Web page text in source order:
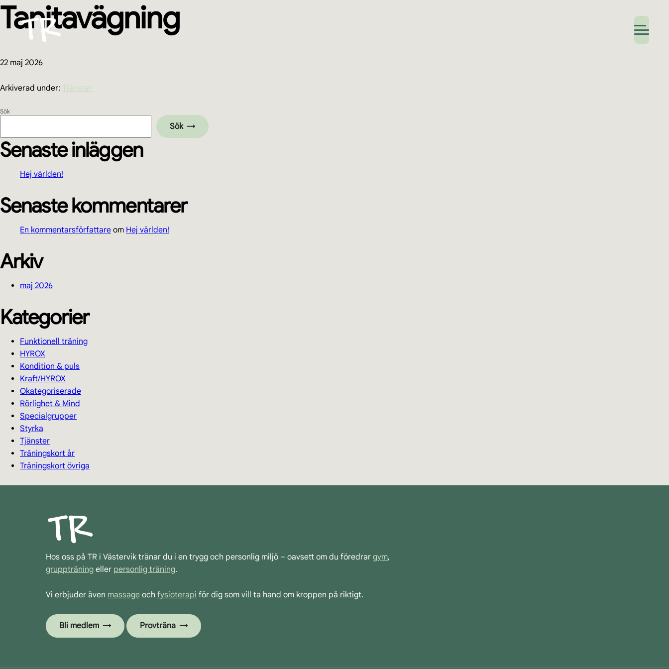
till
huvudnavigering
till
huvudinnehåll
till
det
primära
sidofältet
till
sidfot
Tanitavägning
22 maj 2026
Arkiverad under: Tjänster
Primärt
sidofält
Sök
Sök
Senaste inläggen
Hej världen!
Senaste kommentarer
En kommentarsförfattare om Hej världen!
Arkiv
maj 2026
Kategorier
Funktionell träning
HYROX
Kondition & puls
Kraft/HYROX
Okategoriserade
Rörlighet & Mind
Specialgrupper
Styrka
Tjänster
Träningskort år
Träningskort övriga
Hos oss på TR i Västervik tränar du i en trygg och personlig miljö – oavsett om du föredrar gym,
gruppträning eller personlig träning.
Vi erbjuder även massage och fysioterapi för dig som vill ta hand om kroppen på riktigt.
Bli medlem Provträna